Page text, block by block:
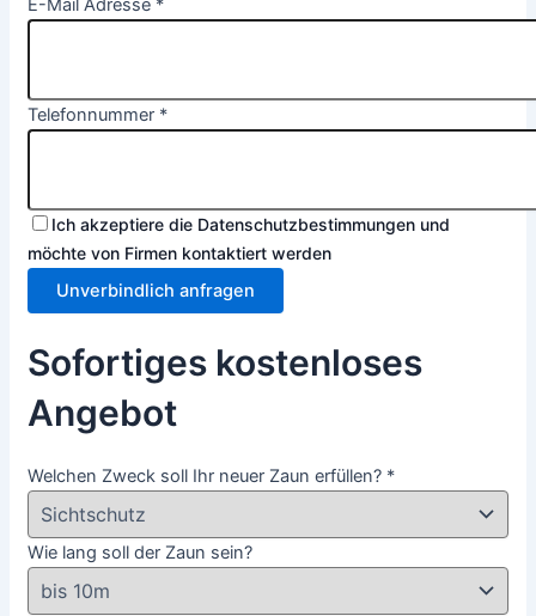
Telefonnummer *
Ich akzeptiere die Datenschutzbestimmungen und
möchte von Firmen kontaktiert werden
Unverbindlich anfragen
Sofortiges kostenloses
Angebot
Welchen Zweck soll Ihr neuer Zaun erfüllen? *
Wie lang soll der Zaun sein?